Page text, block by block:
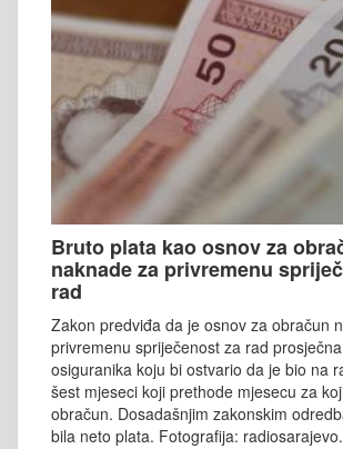
Bruto plata kao osnov za
naknade za privremenu
rad
Zakon predviđa da je osnov za obračun
privremenu spriječenost za rad
osiguranika koju bi ostvario da je bio na
šest mjeseci koji prethode mjesecu za
obračun. Dosadašnjim zakonskim
bila neto plata. Fotografija: